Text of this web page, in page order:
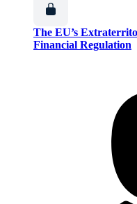
The EU’s
Financial Regulation